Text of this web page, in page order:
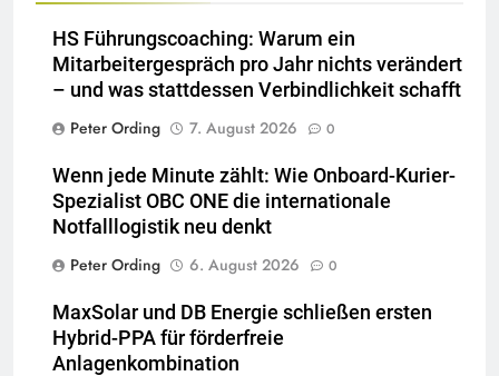
HS Führungscoaching: Warum ein
Mitarbeitergespräch pro Jahr nichts verändert
– und was stattdessen Verbindlichkeit schafft
Peter Ording
7. August 2026 0
Wenn jede Minute zählt: Wie Onboard-Kurier-
Spezialist OBC ONE die internationale
Notfalllogistik neu denkt
Peter Ording
6. August 2026 0
MaxSolar und DB Energie schließen ersten
Hybrid-PPA für förderfreie
Anlagenkombination